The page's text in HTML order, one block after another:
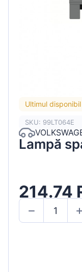
Ultimul disponibil
SKU: 99LT064E
Lampă
214.74